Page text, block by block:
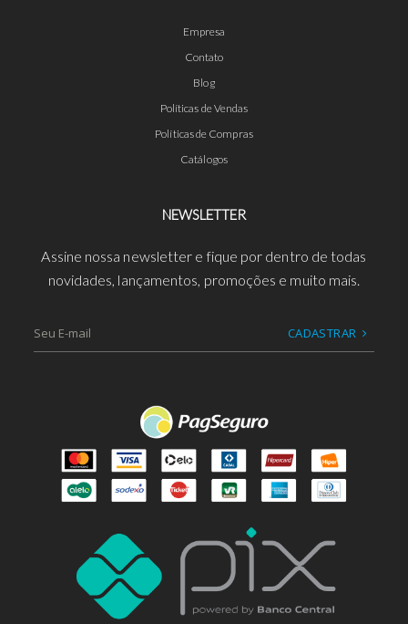
Empresa
Contato
Blog
Políticas de Vendas
Políticas de Compras
Catálogos
NEWSLETTER
Assine nossa newsletter e fique por dentro de todas
novidades, lançamentos, promoções e muito mais.
CADASTRAR